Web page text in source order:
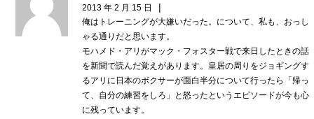
2013 年 2 月 15 日 |
俺はトレーニングが大嫌いだった。について、私も、おっし
ゃる通りだと思います。
モハメド・アリがマック・フォスター戦で来日したときの話
を新聞で読んだ覚えがあります。皇居の周りをジョギングす
るアリに日本のボクサーが面白半分について行ったら「帰っ
て、自分の練習をしろ」と怒ったというエピソードが今も心
に残っています。